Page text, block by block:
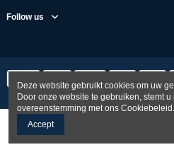
Follow us
Deze website gebruikt cookies om uw
Door onze website te gebruiken, stemt
overeenstemming met ons Cookiebeleid.
Accept